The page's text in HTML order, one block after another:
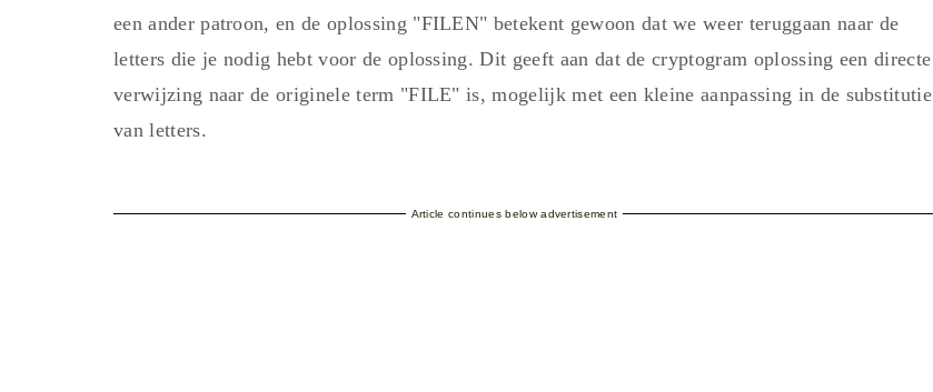
een ander patroon, en de oplossing "FILEN" betekent gewoon dat we weer teruggaan naar de
letters die je nodig hebt voor de oplossing. Dit geeft aan dat de cryptogram oplossing een directe
verwijzing naar de originele term "FILE" is, mogelijk met een kleine aanpassing in de substitutie
van letters.
Article continues below advertisement